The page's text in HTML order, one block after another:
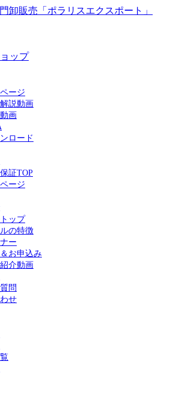
ップ
ージ
説動画
画
ロード
証TOP
ージ
ップ
の特徴
ー
お申込み
介動画
問
せ